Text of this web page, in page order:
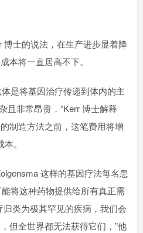
博士的说法，在生产进步显着降
本将一直居高不下。
是将基因治疗传递到体内的主
且非常昂贵，”Kerr 博士解释
制造方法之前，这笔费用将增
。
这样的基因疗法每名患
将这种药物提供给所有真正需
类为极其罕见的疾病，我们会
但全世界都无法获得它们，”他